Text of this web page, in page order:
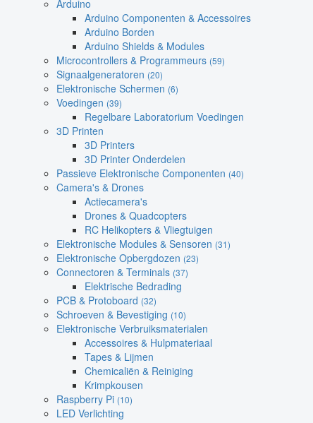
Arduino
Arduino Componenten & Accessoires
Arduino Borden
Arduino Shields & Modules
Microcontrollers & Programmeurs (59)
Signaalgeneratoren (20)
Elektronische Schermen (6)
Voedingen (39)
Regelbare Laboratorium Voedingen
3D Printen
3D Printers
3D Printer Onderdelen
Passieve Elektronische Componenten (40)
Camera's & Drones
Actiecamera's
Drones & Quadcopters
RC Helikopters & Vliegtuigen
Elektronische Modules & Sensoren (31)
Elektronische Opbergdozen (23)
Connectoren & Terminals (37)
Elektrische Bedrading
PCB & Protoboard (32)
Schroeven & Bevestiging (10)
Elektronische Verbruiksmaterialen
Accessoires & Hulpmateriaal
Tapes & Lijmen
Chemicaliën & Reiniging
Krimpkousen
Raspberry Pi (10)
LED Verlichting